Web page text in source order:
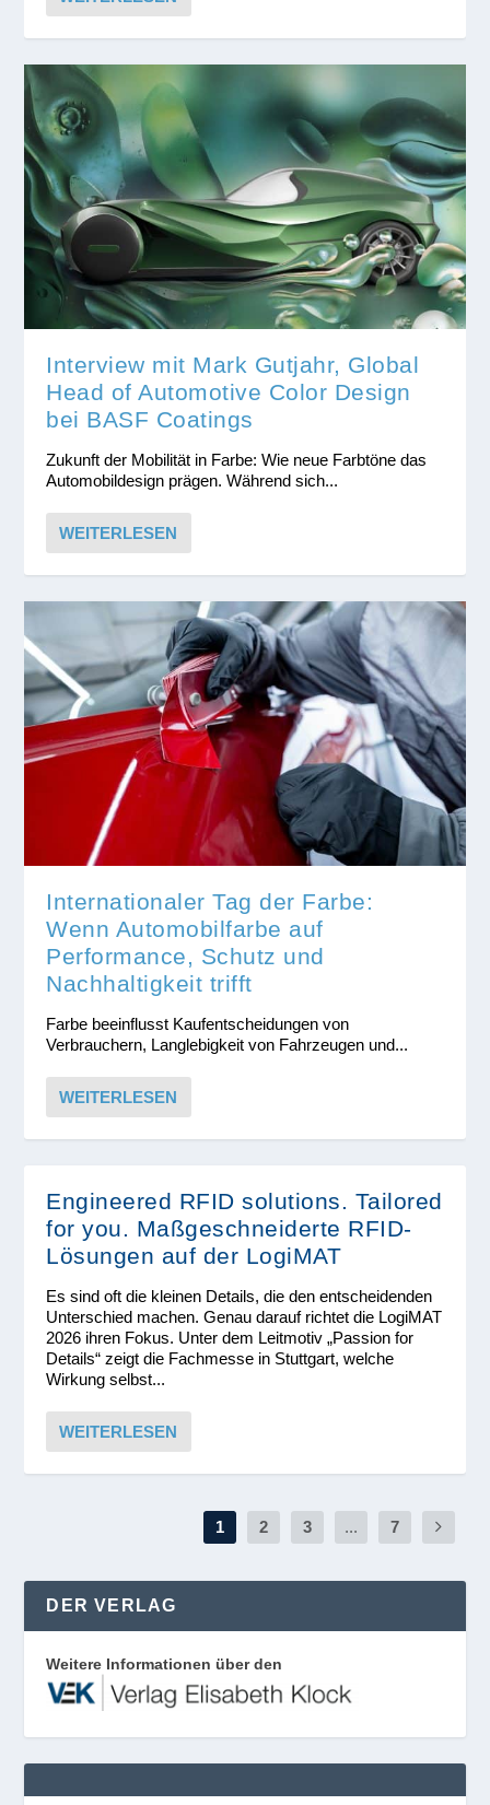
Interview mit Mark Gutjahr, Global
Head of Automotive Color Design
bei BASF Coatings
Zukunft der Mobilität in Farbe: Wie neue Farbtöne das
Automobildesign prägen. Während sich...
WEITERLESEN
Internationaler Tag der Farbe:
Wenn Automobilfarbe auf
Performance, Schutz und
Nachhaltigkeit trifft
Farbe beeinflusst Kaufentscheidungen von
Verbrauchern, Langlebigkeit von Fahrzeugen und...
WEITERLESEN
Engineered RFID solutions. Tailored
for you. Maßgeschneiderte RFID-
Lösungen auf der LogiMAT
Es sind oft die kleinen Details, die den entscheidenden
Unterschied machen. Genau darauf richtet die LogiMAT
2026 ihren Fokus. Unter dem Leitmotiv „Passion for
Details“ zeigt die Fachmesse in Stuttgart, welche
Wirkung selbst...
WEITERLESEN
1 2 3 ... 7
DER VERLAG
Weitere Informationen über den